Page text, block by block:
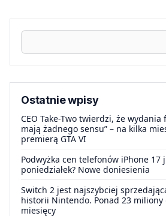
Ostatnie wpisy
CEO Take-Two twierdzi, że wydania
mają żadnego sensu” – na kilka
premierą GTA VI
Podwyżka cen telefonów iPhone 17
poniedziałek? Nowe doniesienia
Switch 2 jest najszybciej
historii Nintendo. Ponad 23 miliony
miesięcy